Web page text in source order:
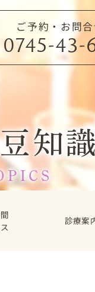
ご予約・お問
0745-43-
知識
診療案